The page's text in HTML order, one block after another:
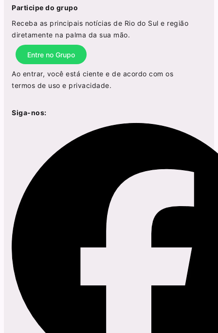
Participe do grupo
Receba as principais notícias de Rio do Sul e região
diretamente na palma da sua mão.
Entre no Grupo
Ao entrar, você está ciente e de acordo com os
termos de uso e privacidade.
Siga-nos: